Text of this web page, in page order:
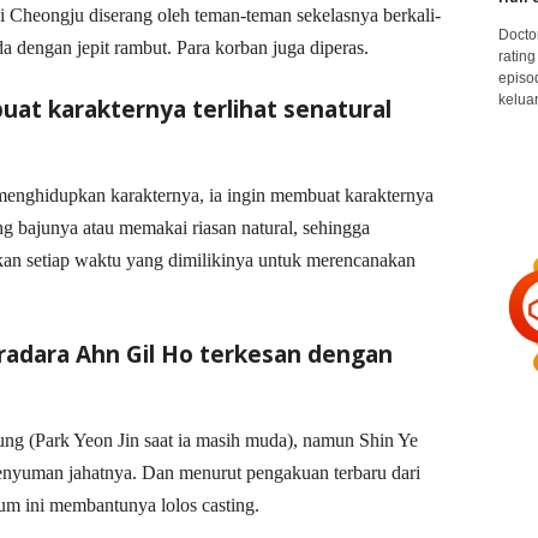
diserang oleh teman-teman sekelasnya berkali-
dengan jepit rambut. Para korban juga diperas.
karakternya terlihat senatural
karakternya, ia ingin membuat karakternya
bajunya atau memakai riasan natural, sehingga
setiap waktu yang dimilikinya untuk merencanakan
Ahn Gil Ho terkesan dengan
(Park Yeon Jin saat ia masih muda), namun Shin Ye
jahatnya. Dan menurut pengakuan terbaru dari
ini membantunya lolos casting.